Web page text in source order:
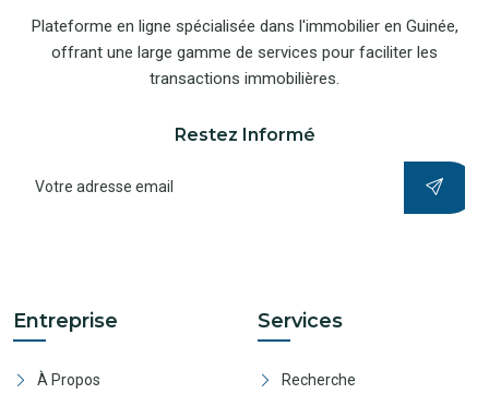
Plateforme en ligne spécialisée dans l'immobilier en Guinée,
offrant une large gamme de services pour faciliter les
transactions immobilières.
Restez Informé
Entreprise
À Propos
Services
Recherche